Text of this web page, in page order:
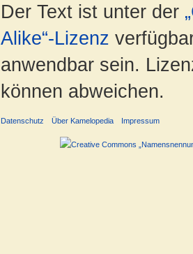
Der Text ist unter der
Alike“-Lizenz
anwendbar sein.
können abweichen.
Datenschutz Über Kamelopedia Impressum